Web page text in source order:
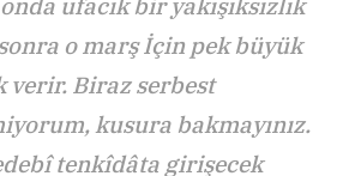
ufacık bir yakışıksızlık
o marş İçin pek büyük
verir. Biraz serbest
kusura bakmayınız.
tenkîdâta girişecek